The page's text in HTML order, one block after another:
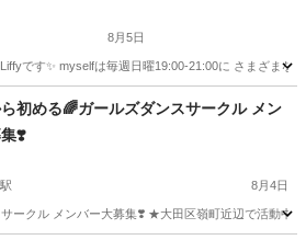
8月5日
です✨ myselfは毎週日曜19:00-21:00に さまざま
その他 レッスン
初める🌈ガールズダンスサークル メン
❣️
8月4日
ークル メンバー大募集❣️ ★大田区嶺町近辺で活動中